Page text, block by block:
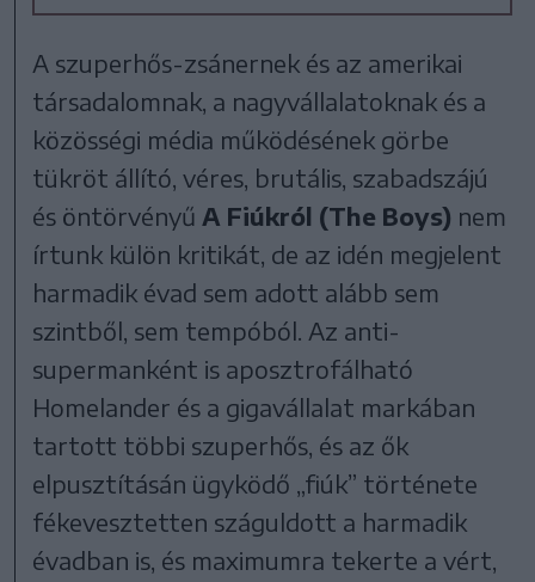
A szuperhős-zsánernek és az amerikai
társadalomnak, a nagyvállalatoknak és a
közösségi média működésének görbe
tükröt állító, véres, brutális, szabadszájú
és öntörvényű A Fiúkról (The Boys) nem
írtunk külön kritikát, de az idén megjelent
harmadik évad sem adott alább sem
szintből, sem tempóból. Az anti-
supermanként is aposztrofálható
Homelander és a gigavállalat markában
tartott többi szuperhős, és az ők
elpusztításán ügyködő „fiúk” története
fékevesztetten száguldott a harmadik
évadban is, és maximumra tekerte a vért,